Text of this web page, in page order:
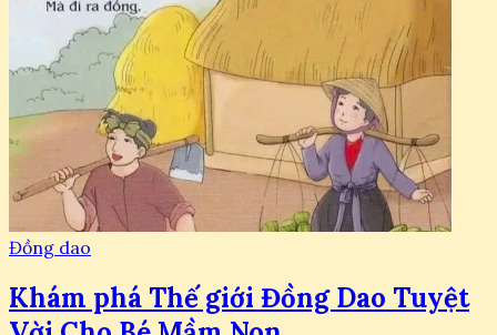
Đồng dao
Khám phá Thế giới Đồng Dao Tuyệt